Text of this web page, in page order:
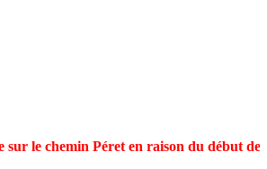
le chemin Péret en raison du début